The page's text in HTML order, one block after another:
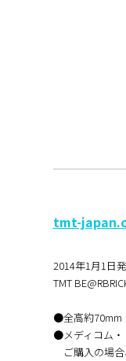
tmt-
2014年1月1日
TMT
●全高約70mm
●メディコム・
ご購入の場合